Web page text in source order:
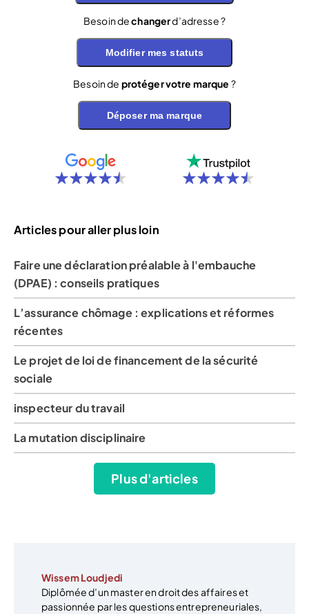
Besoin dechangerd’adresse ?
Modifier mes statuts
Besoin de protéger votre marque ?
Déposer ma marque
Articles pour aller plus loin
Faire une déclaration préalable à l'embauche
(DPAE) : conseils pratiques
L’assurance chômage : explications et réformes
récentes
Le projet de loi de financement de la sécurité
sociale
inspecteur du travail
La mutation disciplinaire
Plus d'articles
Wissem Loudjedi
Diplômée d’un master en droit des affaires et
passionnée par les questions entrepreneuriales,